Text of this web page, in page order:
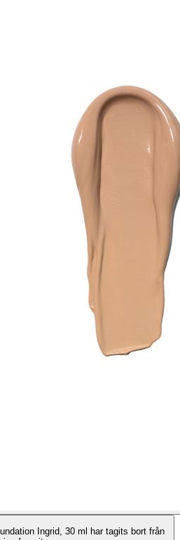
Ingrid, 30 ml har tagits bort från